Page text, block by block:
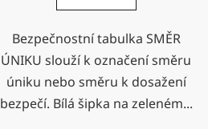
Bezpečnostní tabulka SMĚR
ÚNIKU slouží k označení směru
úniku nebo směru k dosažení
bezpečí. Bílá šipka na zeleném...